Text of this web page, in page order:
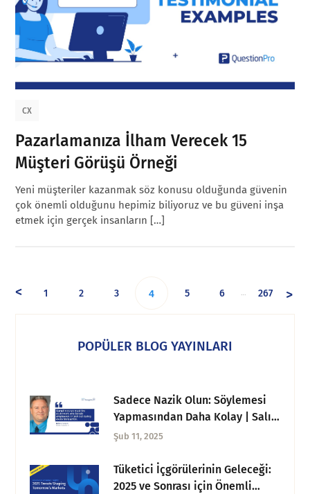
CX
Pazarlamanıza İlham Verecek 15
Müşteri Görüşü Örneği
Yeni müşteriler kazanmak söz konusu olduğunda güvenin
çok önemli olduğunu hepimiz biliyoruz ve bu güveni inşa
etmek için gerçek insanların […]
< 1 2 3 4 5 6 … 267 >
POPÜLER BLOG YAYINLARI
Sadece Nazik Olun: Söylemesi
Yapmasından Daha Kolay | Salı
CX Düşünceleri
Şub 11, 2025
Tüketici İçgörülerinin Geleceği:
2025 ve Sonrası için Önemli